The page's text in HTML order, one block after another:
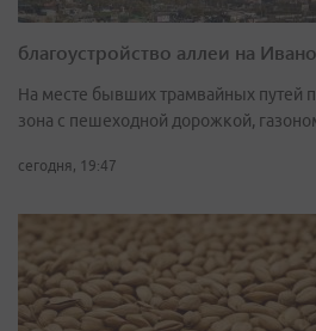
благоустройство аллеи на
На месте бывших трамвайных путей
зона с пешеходной дорожкой,
сегодня, 19:47